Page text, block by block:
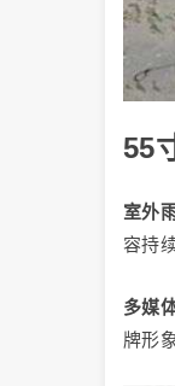
55
室外
容持
多媒
牌形